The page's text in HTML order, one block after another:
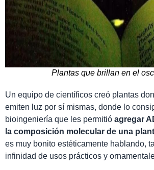
Plantas que brillan en el
Un equipo de científicos creó plantas
emiten luz por sí mismas, donde lo
bioingeniería que les permitió agregar
la composición molecular de una
es muy bonito estéticamente hablando,
infinidad de usos prácticos y